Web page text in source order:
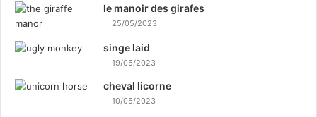
le manoir des girafes
25/05/2023
singe laid
19/05/2023
cheval licorne
10/05/2023